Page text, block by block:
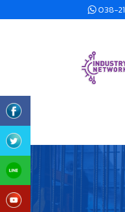
038-